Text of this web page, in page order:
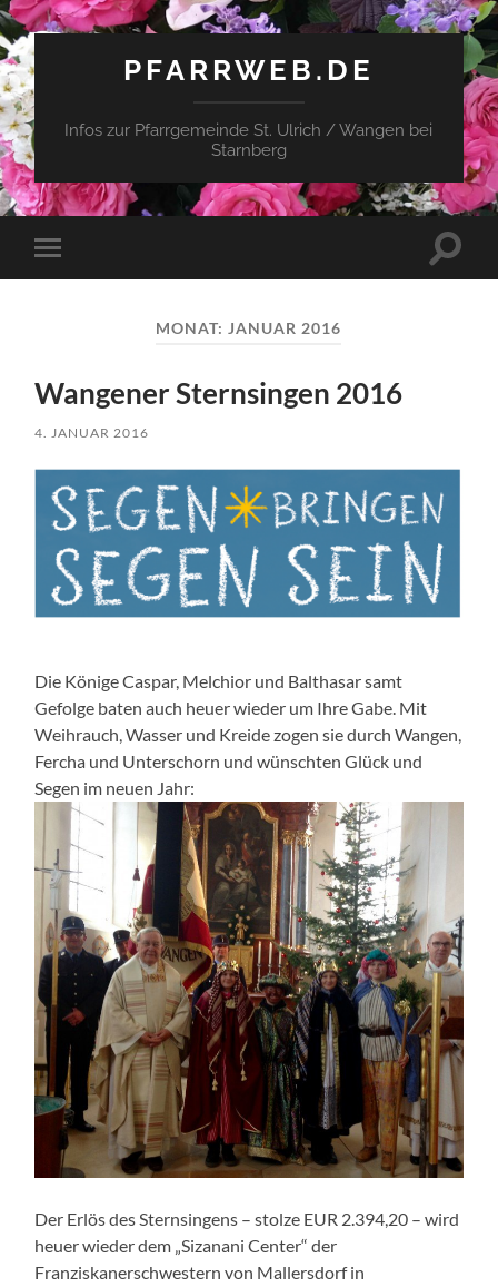
PFARRWEB.DE
Infos zur Pfarrgemeinde St. Ulrich / Wangen bei
Starnberg
Mobile-
Menü
MONAT: JANUAR 2016
Wangener Sternsingen 2016
4. JANUAR 2016
Die Könige Caspar, Melchior und Balthasar samt
Gefolge baten auch heuer wieder um Ihre Gabe. Mit
Weihrauch, Wasser und Kreide zogen sie durch Wangen,
Fercha und Unterschorn und wünschten Glück und
Segen im neuen Jahr:
Der Erlös des Sternsingens – stolze EUR 2.394,20 – wird
heuer wieder dem „Sizanani Center“ der
Franziskanerschwestern von Mallersdorf in